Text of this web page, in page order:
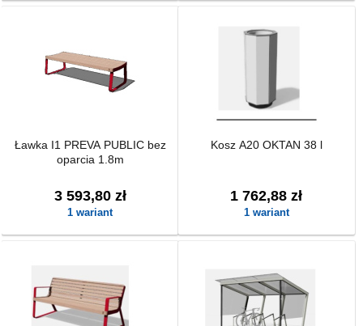
Ławka I1 PREVA PUBLIC bez
oparcia 1.8m
3 593,80 zł
1 wariant
Kosz A20 OKTAN 38 l
1 762,88 zł
1 wariant